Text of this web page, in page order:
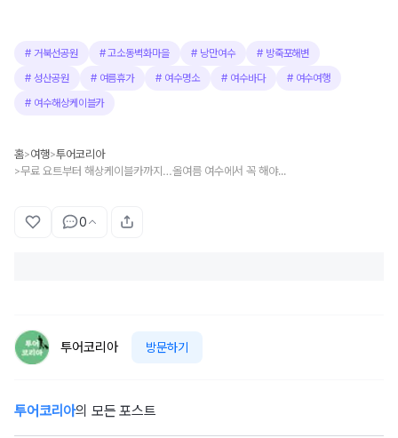
# 거북선공원 #고소동벽화마을 # 낭만여수 # 방죽포해변
# 성산공원 # 여름휴가 # 여수명소 # 여수바다 # 여수여행
# 여수해상케이블카
홈>여행>투어코리아
> 무료 요트부터 해상케이블카까지…올여름 여수에서 꼭 해야 할 바다 여행
0
투어코리아 방문하기
투어코리아의 모든 포스트